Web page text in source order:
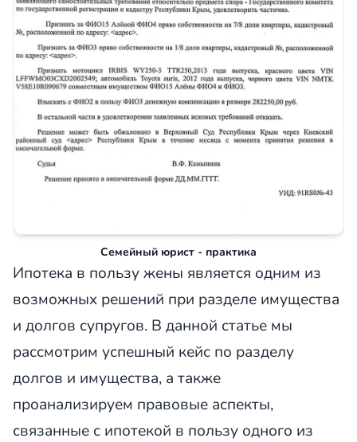
Семейный юрист - практика
Ипотека в пользу жены является одним из
возможных решений при разделе имущества
и долгов супругов. В данной статье мы
рассмотрим успешный кейс по разделу
долгов и имущества, а также
проанализируем правовые аспекты,
связанные с ипотекой в пользу одного из